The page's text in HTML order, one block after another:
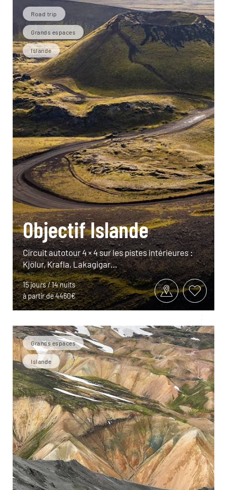
Road trip
Grands espaces
Islande
Objectif Islande
Circuit autotour 4 × 4 sur les pistes intérieures :
Kjölur, Krafla, Lakagigar…
15 jours / 14 nuits
à partir de 4460€
Grands espaces
Islande